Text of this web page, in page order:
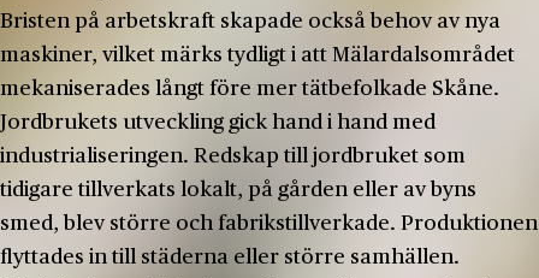
Bristen på arbetskraft skapade också behov av nya
maskiner, vilket märks tydligt i att Mälardalsområdet
mekaniserades långt före mer tätbefolkade Skåne.
Jordbrukets utveckling gick hand i hand med
industrialiseringen. Redskap till jordbruket som
tidigare tillverkats lokalt, på gården eller av byns
smed, blev större och fabrikstillverkade. Produktionen
flyttades in till städerna eller större samhällen.